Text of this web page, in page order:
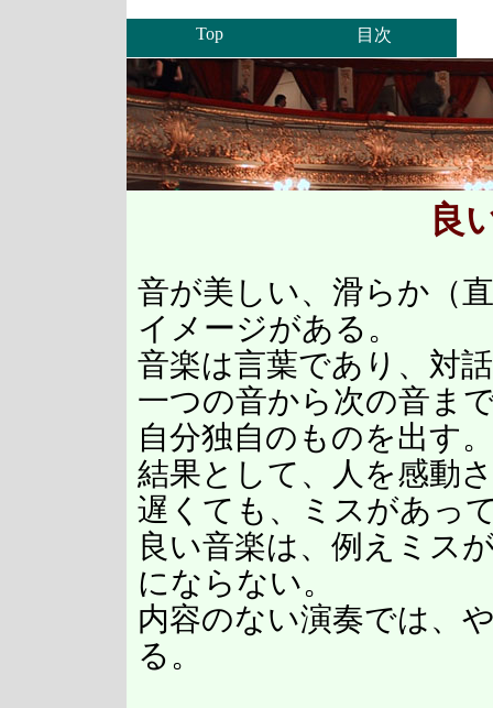
Top 目次
良
音が美しい、滑らか（
イメージがある。
音楽は言葉であり、対
一つの音から次の音ま
自分独自のものを出す。
結果として、人を感動
遅くても、ミスがあっ
良い音楽は、例えミス
にならない。
内容のない演奏では、
る。